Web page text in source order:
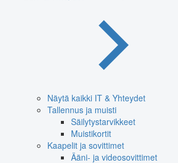
Näytä kaikki IT & Yhteydet
Tallennus ja muisti
Säilytystarvikkeet
Muistikortit
Kaapelit ja sovittimet
Ääni- ja videosovittimet